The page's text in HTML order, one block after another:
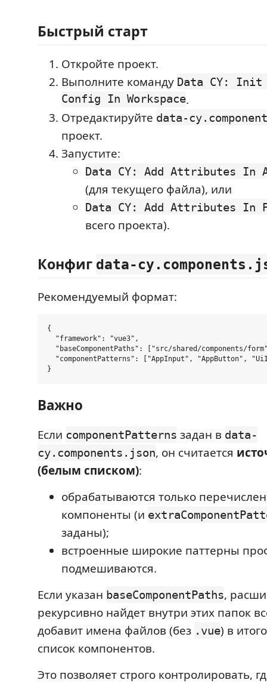
Быстрый старт
Откройте проект.
Выполните команду Data CY: Init
Config In Workspace.
Отредактируйте data-
проект.
Запустите:
Data CY: Add Attributes In
(для текущего файла), или
Data CY: Add Attributes In
всего проекта).
Конфиг data-
Рекомендуемый формат:
{
  "framework": "vue3",
"baseComponentPaths": ["src/shared/components/
"componentPatterns": ["AppInput", "AppButton",
Важно
Если componentPatterns задан в data-
cy.components.json, он считается
(белым списком):
обрабатываются только
компоненты (и
заданы);
встроенные широкие паттерны
подмешиваются.
Если указан baseComponentPaths,
рекурсивно найдет внутри этих папок
добавит имена файлов (без .vue) в
список компонентов.
Это позволяет строго контролировать,